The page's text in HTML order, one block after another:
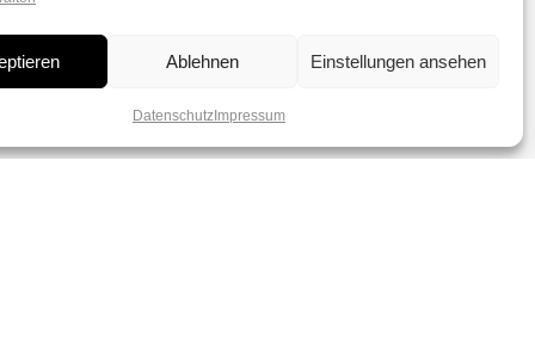
Ablehnen Einstellungen ansehen
DatenschutzImpressum